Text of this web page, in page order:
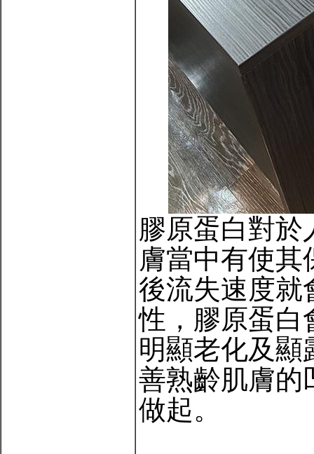
膠原蛋白對於
膚當中有使
後流失速度就
性，膠原蛋白
明顯老化及顯
善熟齡肌膚的
做起。